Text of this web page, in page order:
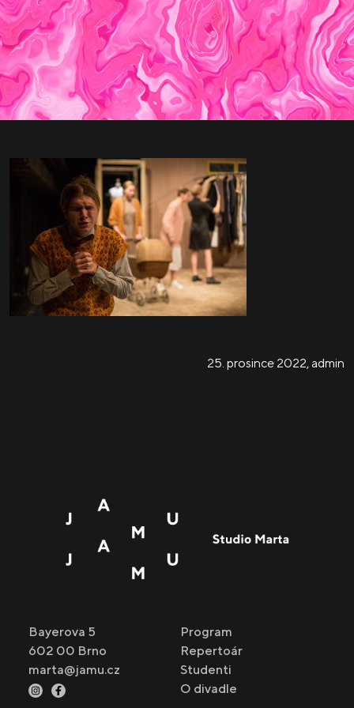
25. prosince 2022, admin
Bayerova 5
602 00 Brno
marta@jamu.cz
Program
Repertoár
Studenti
O divadle